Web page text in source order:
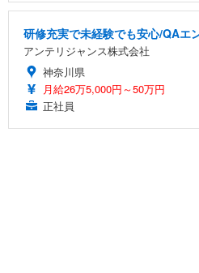
研修充実で未経験でも安心/QAエ
アンテリジャンス株式会社
神奈川県
月給26万5,000円～50万円
正社員